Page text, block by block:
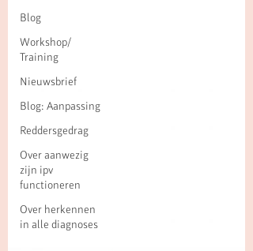
Blog
Workshop/
Training
Nieuwsbrief
Blog: Aanpassing
Reddersgedrag
Over aanwezig
zijn ipv
functioneren
Over herkennen
in alle diagnoses